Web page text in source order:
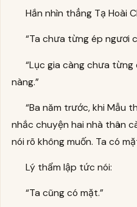
Hắn nhìn thẳng Tạ Hoài
“Ta chưa từng ép ngươi
“Lục gia càng chưa
nàng.”
“Ba năm trước, khi Mẫu
nhắc chuyện hai nhà thân
nói rõ không muốn. Ta có
Lý thẩm lập tức nói:
“Ta cũng có mặt.”